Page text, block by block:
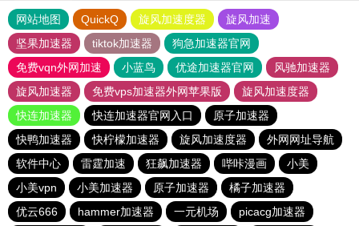
网站地图 QuickQ 旋风加速度器
旋风加速
坚果加速器
tiktok加速器
狗急加速器官网
免费vqn外网加速
小蓝鸟 优途加速器官网
风驰加速器
旋风加速器
免费vps加速器外网苹果版
旋风加速度器
快连加速器
快连加速器官网入口
原子加速器
快鸭加速器
快柠檬加速器 旋风加速度器
外网网址导航
软件中心
雷霆加速 狂飙加速器 哔咔漫画
小美
小美vpn
小美加速器 原子加速器
橘子加速器
优云666
hammer加速器 一元机场
picacg加速器